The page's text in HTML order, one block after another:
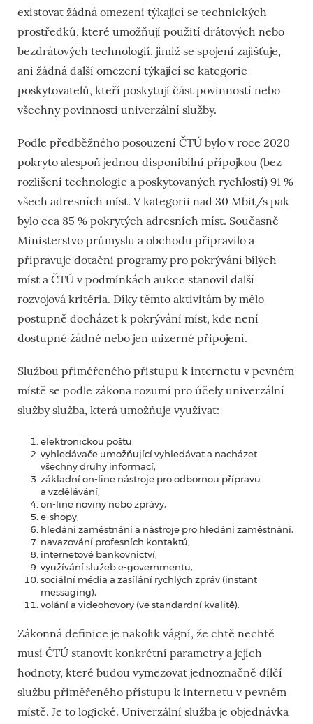
existovat žádná omezení týkající se technických
prostředků, které umožňují použití drátových nebo
bezdrátových technologií, jimiž se spojení zajišťuje,
ani žádná další omezení týkající se kategorie
poskytovatelů, kteří poskytují část povinností nebo
všechny povinnosti univerzální služby.
Podle předběžného posouzení ČTÚ bylo v roce 2020
pokryto alespoň jednou disponibilní přípojkou (bez
rozlišení technologie a poskytovaných rychlostí) 91 %
všech adresních míst. V kategorii nad 30 Mbit/s pak
bylo cca 85 % pokrytých adresních míst. Současně
Ministerstvo průmyslu a obchodu připravilo a
připravuje dotační programy pro pokrývání bílých
míst a ČTÚ v podmínkách aukce stanovil další
rozvojová kritéria. Díky těmto aktivitám by mělo
postupně docházet k pokrývání míst, kde není
dostupné žádné nebo jen mizerné připojení.
Službou přiměřeného přístupu k internetu v pevném
místě se podle zákona rozumí pro účely univerzální
služby služba, která umožňuje využívat:
elektronickou poštu,
vyhledávače umožňující vyhledávat a nacházet
všechny druhy informací,
základní on-line nástroje pro odbornou přípravu
a vzdělávání,
on-line noviny nebo zprávy,
e-shopy,
hledání zaměstnání a nástroje pro hledání zaměstnání,
navazování profesních kontaktů,
internetové bankovnictví,
využívání služeb e-governmentu,
sociální média a zasílání rychlých zpráv (instant
messaging),
volání a videohovory (ve standardní kvalitě).
Zákonná definice je nakolik vágní, že chtě nechtě
musí ČTÚ stanovit konkrétní parametry a jejich
hodnoty, které budou vymezovat jednoznačně dílčí
službu přiměřeného přístupu k internetu v pevném
místě. Je to logické. Univerzální služba je objednávka